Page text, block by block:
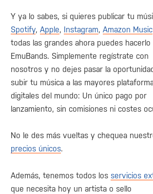
Y ya lo sabes, si quieres publicar tu
Spotify, Apple, Instagram, Amazon Music
todas las grandes ahora puedes hacerlo
EmuBands. Simplemente regístrate con
nosotros y no dejes pasar la
subir tu música a las mayores
digitales del mundo: Un único pago por
lanzamiento, sin comisiones ni costes
No le des más vueltas y chequea
precios únicos.
Además, tenemos todos los servicios
que necesita hoy un artista o sello